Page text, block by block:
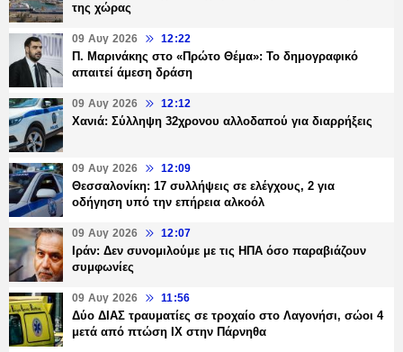
της χώρας
09 Αυγ 2026 12:22
Π. Μαρινάκης στο «Πρώτο Θέμα»: Το δημογραφικό
απαιτεί άμεση δράση
09 Αυγ 2026 12:12
Χανιά: Σύλληψη 32χρονου αλλοδαπού για διαρρήξεις
09 Αυγ 2026 12:09
Θεσσαλονίκη: 17 συλλήψεις σε ελέγχους, 2 για
οδήγηση υπό την επήρεια αλκοόλ
09 Αυγ 2026 12:07
Ιράν: Δεν συνομιλούμε με τις ΗΠΑ όσο παραβιάζουν
συμφωνίες
09 Αυγ 2026 11:56
Δύο ΔΙΑΣ τραυματίες σε τροχαίο στο Λαγονήσι, σώοι 4
μετά από πτώση ΙΧ στην Πάρνηθα